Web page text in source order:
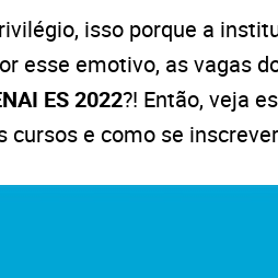
isso porque a
esse emotivo, as vagas
ES 2022?! Então, veja
e como se